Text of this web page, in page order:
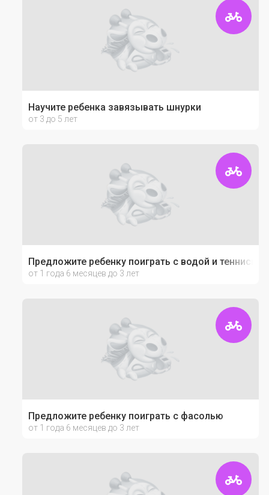
Научите ребенка завязывать шнурки
от 3 до 5 лет
Предложите ребенку поиграть с водой и
от 1 года 6 месяцев до 3 лет
Предложите ребенку поиграть с фасолью
от 1 года 6 месяцев до 3 лет